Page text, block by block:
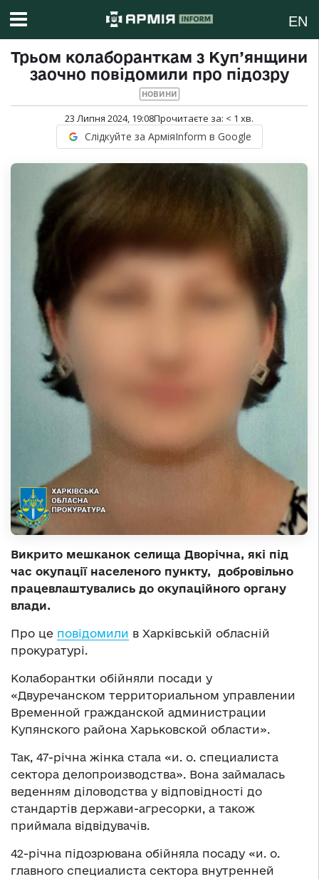
EN
Трьом колаборанткам з Куп’янщини
заочно повідомили про підозру
НОВИНИ
23 Липня 2024, 19:08Прочитаєте за: < 1 хв.
Слідкуйте за АрміяInform в Google
Викрито мешканок селища Дворічна, які під
час окупації населеного пункту, добровільно
працевлаштувались до окупаційного органу
влади.
Про це повідомили в Харківській обласній
прокуратурі.
Колаборантки обійняли посади у
«Двуречанском территориальном управлении
Временной гражданской администрации
Купянского района Харьковской области».
Так, 47-річна жінка стала «и. о. специалиста
сектора делопроизводства». Вона займалась
веденням діловодства у відповідності до
стандартів держави-агресорки, а також
приймала відвідувачів.
42-річна підозрювана обійняла посаду «и. о.
главного специалиста сектора внутренней